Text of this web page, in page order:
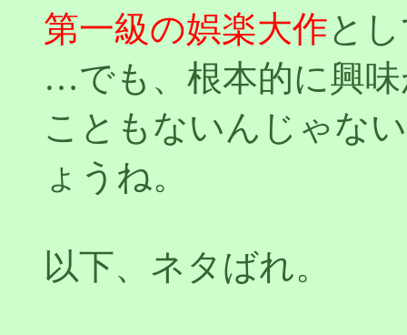
第一級の娯楽大作と
…でも、根本的に興
こともないんじゃな
ょうね。
以下、ネタばれ。